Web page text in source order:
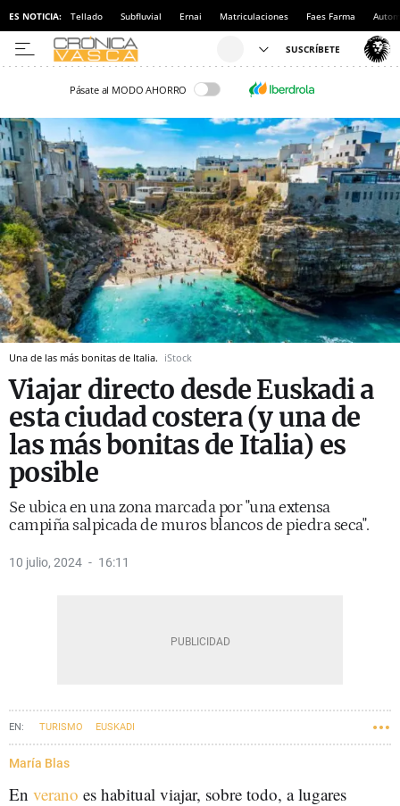
ES NOTICIA: Tellado Subfluvial Ernai Matriculaciones Faes Farma
Pásate al MODO AHORRO
Una de las más bonitas de Italia. iStock
Viajar directo desde Euskadi a
esta ciudad costera (y una de
las más bonitas de Italia) es
posible
Se ubica en una zona marcada por "una extensa
campiña salpicada de muros blancos de piedra seca".
10 julio, 2024 16:11
TURISMO EUSKADI
María Blas
En verano es habitual viajar, sobre todo, a lugares